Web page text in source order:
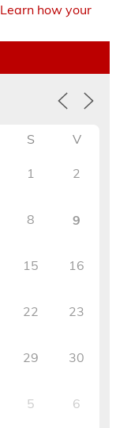
Learn how your
S V
1 2
8 9
15 16
22 23
29 30
5 6